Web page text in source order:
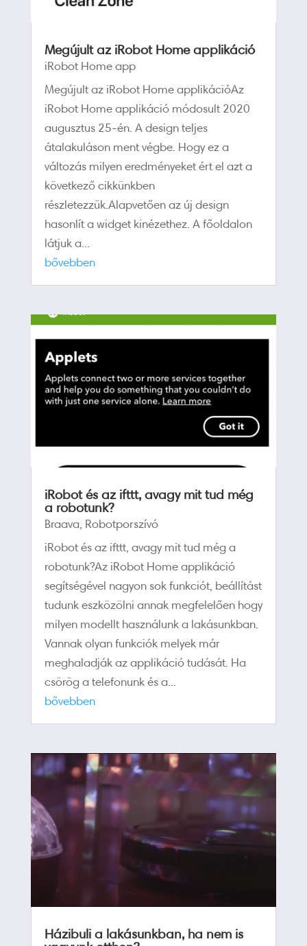
Megújult az iRobot Home applikáció
iRobot Home app
Megújult az iRobot Home applikációAz
iRobot Home applikáció módosult 2020
augusztus 25-én. A design teljes
átalakuláson ment végbe. Hogy ez a
változás milyen eredményeket ért el azt a
következő cikkünkben
részletezzük.Alapvetően az új design
hasonlít a widget kinézethez. A főoldalon
látjuk a...
bővebben
iRobot és az ifttt, avagy mit tud még
a robotunk?
Braava, Robotporszívó
iRobot és az ifttt, avagy mit tud még a
robotunk?Az iRobot Home applikáció
segítségével nagyon sok funkciót, beállítást
tudunk eszközölni annak megfelelően hogy
milyen modellt használunk a lakásunkban.
Vannak olyan funkciók melyek már
meghaladják az applikáció tudását. Ha
csörög a telefonunk és a...
bővebben
Házibuli a lakásunkban, ha nem is